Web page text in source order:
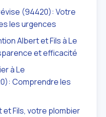
(94420): Votre
les urgences
Albert et Fils à Le
et efficacité
à Le
Comprendre les
et Fils, votre plombier